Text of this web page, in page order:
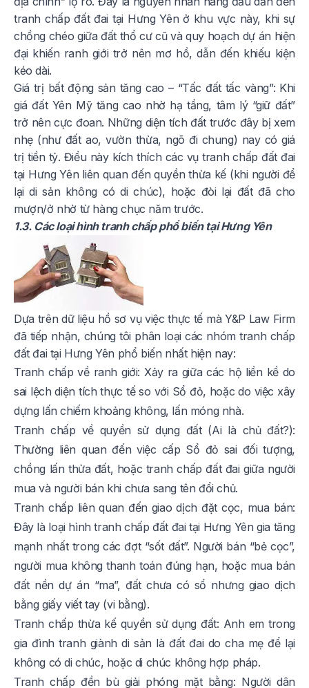
tranh chấp đất đai tại Hưng Yên ở khu vực này, khi sự
chồng chéo giữa đất thổ cư cũ và quy hoạch dự án hiện
đại khiến ranh giới trở nên mơ hồ, dẫn đến khiếu kiện
kéo dài.
Giá trị bất động sản tăng cao – “Tấc đất tấc vàng”: Khi
giá đất Yên Mỹ tăng cao nhờ hạ tầng, tâm lý “giữ đất”
trở nên cực đoan. Những diện tích đất trước đây bị xem
nhẹ (như đất ao, vườn thừa, ngõ đi chung) nay có giá
trị tiền tỷ. Điều này kích thích các vụ tranh chấp đất đai
tại Hưng Yên liên quan đến quyền thừa kế (khi người để
lại di sản không có di chúc), hoặc đòi lại đất đã cho
mượn/ở nhờ từ hàng chục năm trước.
1.3. Các loại hình tranh chấp phổ biến tại Hưng Yên
Dựa trên dữ liệu hồ sơ vụ việc thực tế mà Y&P Law Firm
đã tiếp nhận, chúng tôi phân loại các nhóm tranh chấp
đất đai tại Hưng Yên phổ biến nhất hiện nay:
Tranh chấp về ranh giới: Xảy ra giữa các hộ liền kề do
sai lệch diện tích thực tế so với Sổ đỏ, hoặc do việc xây
dựng lấn chiếm khoảng không, lấn móng nhà.
Tranh chấp về quyền sử dụng đất (Ai là chủ đất?):
Thường liên quan đến việc cấp Sổ đỏ sai đối tượng,
chồng lấn thửa đất, hoặc tranh chấp đất đai giữa người
mua và người bán khi chưa sang tên đổi chủ.
Tranh chấp liên quan đến giao dịch đặt cọc, mua bán:
Đây là loại hình tranh chấp đất đai tại Hưng Yên gia tăng
mạnh nhất trong các đợt “sốt đất”. Người bán “bẻ cọc”,
người mua không thanh toán đúng hạn, hoặc mua bán
đất nền dự án “ma”, đất chưa có sổ nhưng giao dịch
bằng giấy viết tay (vi bằng).
Tranh chấp thừa kế quyền sử dụng đất: Anh em trong
gia đình tranh giành di sản là đất đai do cha mẹ để lại
không có di chúc, hoặc di chúc không hợp pháp.
Tranh chấp đền bù giải phóng mặt bằng: Người dân